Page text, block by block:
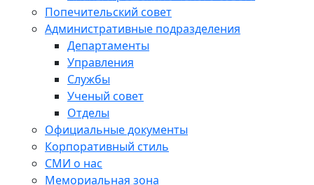
Попечительский совет
Административные подразделения
Департаменты
Управления
Службы
Ученый совет
Отделы
Официальные документы
Корпоративный стиль
СМИ о нас
Мемориальная зона